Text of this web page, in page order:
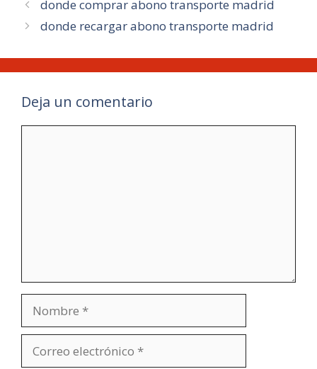
donde comprar abono transporte madrid
donde recargar abono transporte madrid
Deja un comentario
electrónico